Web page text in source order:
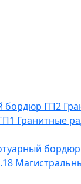
бордюр ГП2
Гранитные